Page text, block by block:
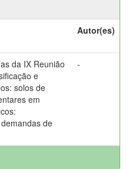
Autor(es)
da IX Reunião
e
solos de
em
de
-